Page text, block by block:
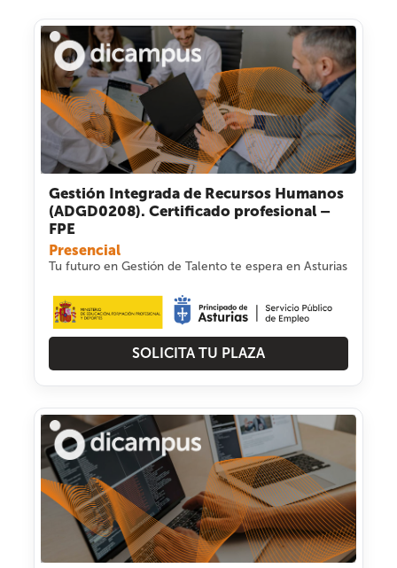
Gestión Integrada de Recursos Humanos
(ADGD0208). Certificado profesional –
FPE
Presencial
Tu futuro en Gestión de Talento te espera en Asturias
SOLICITA TU PLAZA